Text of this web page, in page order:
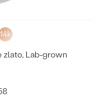
zlato, Lab-grown